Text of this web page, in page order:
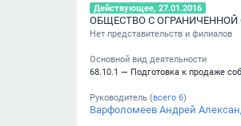
Действующее, 27.01.2016
ОБЩЕСТВО С ОГРАНИЧЕННОЙ
Нет представительств и филиалов
Основной вид деятельности
68.10.1 — Подготовка к продаже
Руководитель (всего 6)
Варфоломеев Андрей